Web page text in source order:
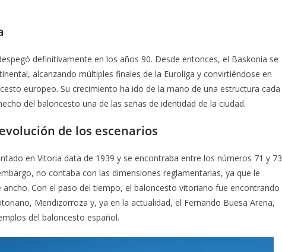
definitivamente en los años 90. Desde entonces, el Baskonia se
alcanzando múltiples finales de la Euroliga y convirtiéndose en
europeo. Su crecimiento ha ido de la mano de una estructura cada
del baloncesto una de las señas de identidad de la ciudad.
de los escenarios
en Vitoria data de 1939 y se encontraba entre los números 71 y 73
no contaba con las dimensiones reglamentarias, ya que le
Con el paso del tiempo, el baloncesto vitoriano fue encontrando
Mendizorroza y, ya en la actualidad, el Fernando Buesa Arena,
del baloncesto español.